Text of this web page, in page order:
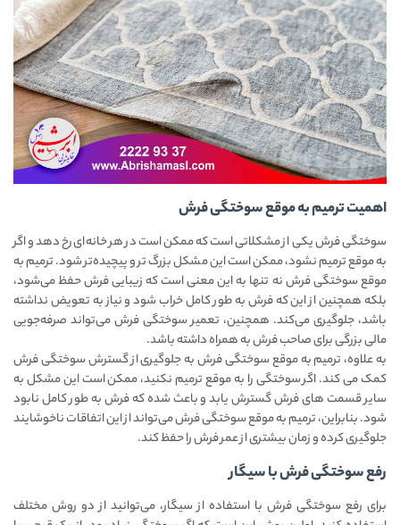
اهمیت ترمیم به موقع سوختگی فرش
سوختگی فرش یکی از مشکلاتی است که ممکن است در هر خانه‌ای رخ دهد و اگر
به موقع ترمیم نشود، ممکن است این مشکل بزرگ تر و پیچیده‌تر شود. ترمیم به
موقع سوختگی فرش نه تنها به این معنی است که زیبایی فرش حفظ می‌شود،
بلکه همچنین از این که فرش به طور کامل خراب شود و نیاز به تعویض نداشته
باشد، جلوگیری می‌کند. همچنین، تعمیر سوختگی فرش می‌تواند صرفه‌جویی
مالی بزرگی برای صاحب فرش به همراه داشته باشد.
به علاوه، ترمیم به موقع سوختگی فرش به جلوگیری از گسترش سوختگی فرش
کمک می کند. اگر سوختگی را به موقع ترمیم نکنید، ممکن است این مشکل به
سایر قسمت ‌های فرش گسترش یابد و باعث شده که فرش به طور کامل نابود
شود. بنابراین، ترمیم به موقع سوختگی فرش می‌تواند از این اتفاقات ناخوشایند
جلوگیری کرده و زمان بیشتری از عمر فرش را حفظ کند.
رفع سوختگی فرش با سیگار
برای رفع سوختگی فرش با استفاده از سیگار، می‌توانید از دو روش مختلف